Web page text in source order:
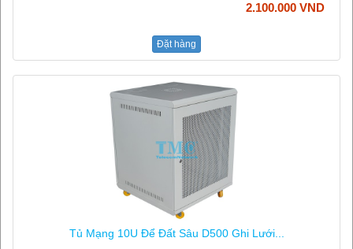
2.100.000 VND
Đặt hàng
Tủ Mạng 10U Để Đất Sâu D500 Ghi Lưới...